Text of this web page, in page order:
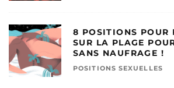
8 POSITIONS POUR
SUR LA PLAGE
SANS NAUFRAGE !
POSITIONS SEXUELLES